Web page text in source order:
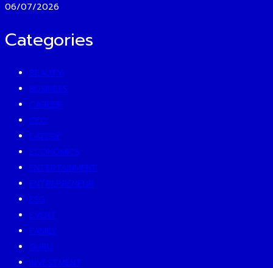
06/07/2026
Categories
BEAUTY
BUSINESS
CAREER
CEO
EATERY
ECONOMICS
ENTERTAINMENT
ENTREPRENEUR
ESG
EVENT
FAMILY
GURU
INVESTMENT